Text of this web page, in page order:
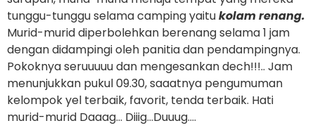
tunggu-tunggu selama camping yaitukolam renang.
Murid-murid diperbolehkan berenang selama 1 jam
dengan didampingi oleh panitia dan pendampingnya.
Pokoknya seruuuuu dan mengesankan dech!!!.. Jam
menunjukkan pukul 09.30, saaatnya pengumuman
kelompok yel terbaik, favorit, tenda terbaik. Hati
murid-murid Daaag… Diiig…Duuug….